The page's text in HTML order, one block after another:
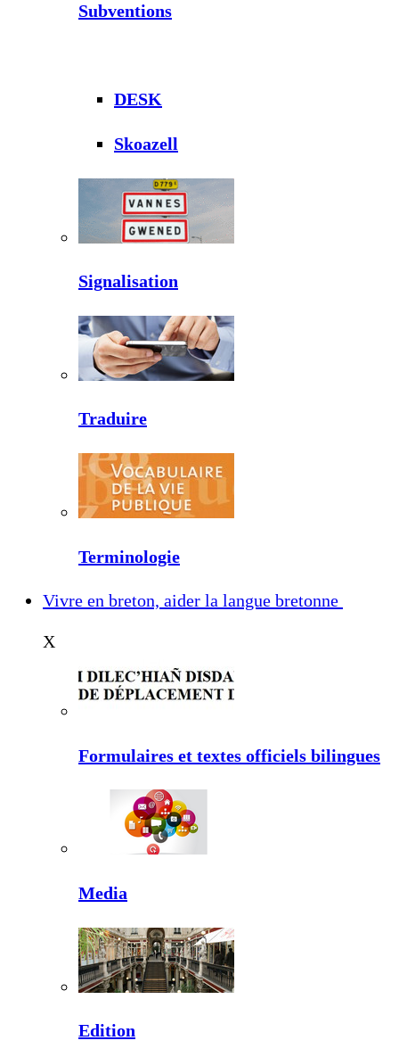
Subventions
DESK
Skoazell
Signalisation
Traduire
Terminologie
Vivre en breton, aider la langue bretonne
X
Formulaires et textes officiels bilingues
Media
Edition